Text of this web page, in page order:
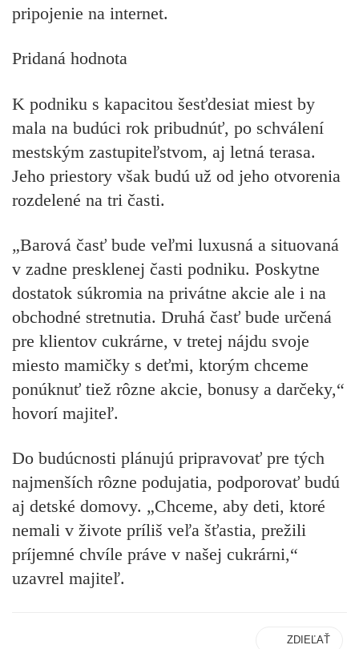
pripojenie na internet.
Pridaná hodnota
K podniku s kapacitou šesťdesiat miest by
mala na budúci rok pribudnúť, po schválení
mestským zastupiteľstvom, aj letná terasa.
Jeho priestory však budú už od jeho otvorenia
rozdelené na tri časti.
„Barová časť bude veľmi luxusná a situovaná
v zadne presklenej časti podniku. Poskytne
dostatok súkromia na privátne akcie ale i na
obchodné stretnutia. Druhá časť bude určená
pre klientov cukrárne, v tretej nájdu svoje
miesto mamičky s deťmi, ktorým chceme
ponúknuť tiež rôzne akcie, bonusy a darčeky,“
hovorí majiteľ.
Do budúcnosti plánujú pripravovať pre tých
najmenších rôzne podujatia, podporovať budú
aj detské domovy. „Chceme, aby deti, ktoré
nemali v živote príliš veľa šťastia, prežili
príjemné chvíle práve v našej cukrárni,“
uzavrel majiteľ.
ZDIEĽAŤ